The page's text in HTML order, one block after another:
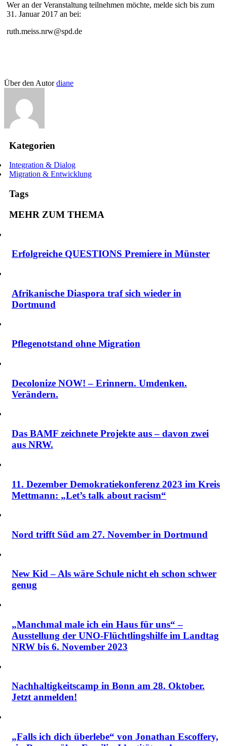
Wer an der Veranstaltung teilnehmen möchte, melde sich bis zum
31. Januar 2017 an bei:
ruth.meiss.nrw@spd.de
Über den Autordiane
Kategorien
Integration & Dialog
Migration & Entwicklung
Tags
MEHR ZUM THEMA
Erfolgreiche QUESTIONS Premiere in Münster
Afrikanische Diaspora traf sich wieder in
Dortmund
Pflegenotstand ohne Migration
Decolonize NOW! – Erinnern. Umdenken.
Verändern.
Das BAMF zeichnete Projekte aus – davon zwei
aus NRW.
11. Dezember Demokratiekonferenz 2023 im Kreis
Mettmann: „Let’s talk about racism“
Nord trifft Süd am 27. November in Dortmund
New Kid – Als wäre Schule nicht eh schon schwer
genug
„Manchmal male ich ein Haus für uns“ –
Ausstellung der UNO-Flüchtlingshilfe im Landtag
NRW bis 6. November 2023
Nachhaltigkeitscamp in Bonn am 28. Oktober.
Jetzt anmelden!
„Falls ich dich überlebe“ von Jonathan Escoffery,